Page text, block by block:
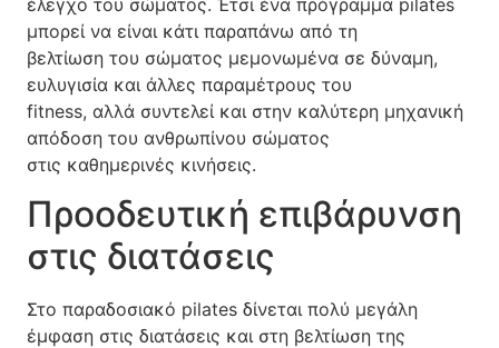
μπορεί να είναι κάτι παραπάνω από τη
βελτίωση του σώματος μεμονωμένα σε δύναμη,
ευλυγισία και άλλες παραμέτρους του
fitness, αλλά συντελεί και στην καλύτερη μηχανική
απόδοση του ανθρωπίνου σώματος
στις καθημερινές κινήσεις.
Προοδευτική επιβάρυνση
στις διατάσεις
Στο παραδοσιακό pilates δίνεται πολύ μεγάλη
έμφαση στις διατάσεις και στη βελτίωση της